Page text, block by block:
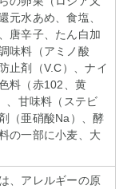
元水あめ、食塩、
唐辛子、たん白加
味料（アミノ酸
止剤（V.C）、ナイ
料（赤102、黄
、甘味料（ステビ
（亜硝酸Na）、酵
の一部に小麦、大
、アレルギーの原